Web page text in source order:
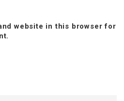
website in this browser for